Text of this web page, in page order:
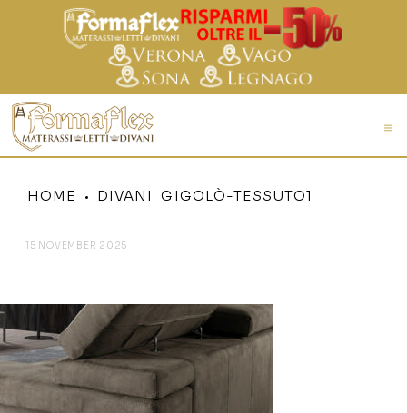
HOME DIVANI_GIGOLÒ-TESSUTO1
15 NOVEMBER 2025